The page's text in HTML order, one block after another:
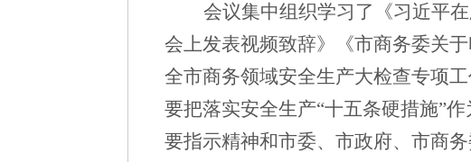
会议集中组织学习了《习近平
会上发表视频致辞》《市商务委关
全市商务领域安全生产大检查专项
要把落实安全生产“十五条硬措施”
要指示精神和市委、市政府、市商